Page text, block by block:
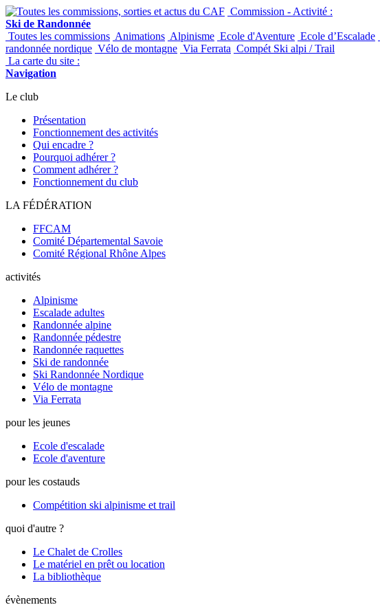
Commission - Activité :
Ski de Randonnée
Toutes les commissions Animations Alpinisme Ecole d'Aventure Ecole d’Escalade
randonnée nordique Vélo de montagne Via Ferrata Compét Ski alpi / Trail
La carte du site :
Navigation
Le club
Présentation
Fonctionnement des activités
Qui encadre ?
Pourquoi adhérer ?
Comment adhérer ?
Fonctionnement du club
LA FÉDÉRATION
FFCAM
Comité Départemental Savoie
Comité Régional Rhône Alpes
activités
Alpinisme
Escalade adultes
Randonnée alpine
Randonnée pédestre
Randonnée raquettes
Ski de randonnée
Ski Randonnée Nordique
Vélo de montagne
Via Ferrata
pour les jeunes
Ecole d'escalade
Ecole d'aventure
pour les costauds
Compétition ski alpinisme et trail
quoi d'autre ?
Le Chalet de Crolles
Le matériel en prêt ou location
La bibliothèque
évènements